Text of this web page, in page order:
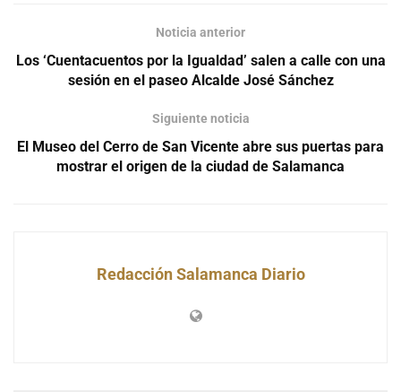
Noticia anterior
Los ‘Cuentacuentos por la Igualdad’ salen a calle con una
sesión en el paseo Alcalde José Sánchez
Siguiente noticia
El Museo del Cerro de San Vicente abre sus puertas para
mostrar el origen de la ciudad de Salamanca
Redacción Salamanca Diario